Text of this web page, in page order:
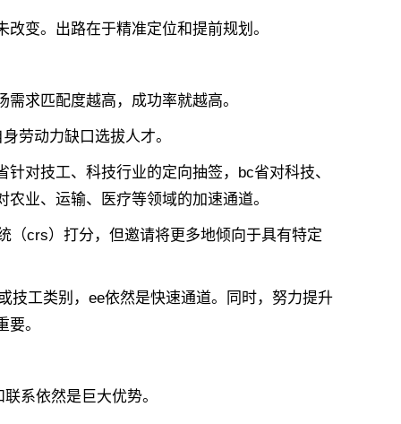
。出路在于精准定位和提前规划。
求匹配度越高，成功率就越高。
动力缺口选拔人才。
技工、科技行业的定向抽签，bc省对科技、
业、运输、医疗等领域的加速通道。
crs）打分，但邀请将更多地倾向于具有特定
工类别，ee依然是快速通道。同时，努力提升
。
系依然是巨大优势。